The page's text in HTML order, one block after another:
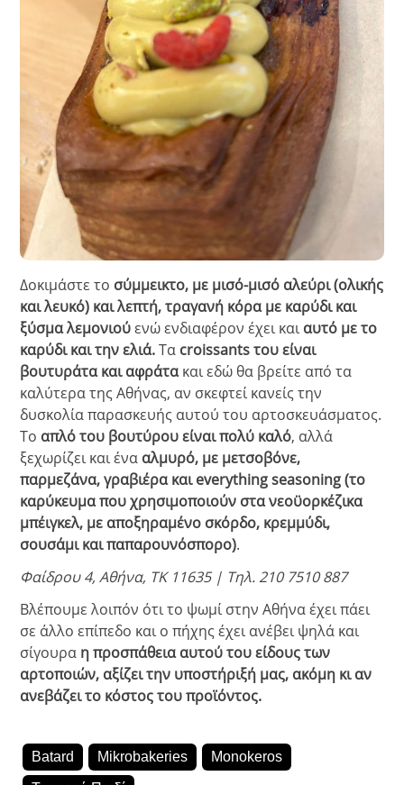
Δοκιμάστε το σύμμεικτο, με μισό-μισό αλεύρι (ολικής
και λευκό) και λεπτή, τραγανή κόρα με καρύδι και
ξύσμα λεμονιούενώ ενδιαφέρον έχει και αυτό με το
καρύδι και την ελιά.Τα croissants του είναι
βουτυράτα και αφράτακαι εδώ θα βρείτε από τα
καλύτερα της Αθήνας, αν σκεφτεί κανείς την
δυσκολία παρασκευής αυτού του αρτοσκευάσματος.
Το απλό του βουτύρου είναι πολύ καλό, αλλά
ξεχωρίζει και ένα αλμυρό, με μετσοβόνε,
παρμεζάνα, γραβιέρα και everything seasoning (το
καρύκευμα που χρησιμοποιούν στα νεοϋορκέζικα
μπέιγκελ, με αποξηραμένο σκόρδο, κρεμμύδι,
σουσάμι και παπαρουνόσπορο).
Φαίδρου 4, Αθήνα, ΤΚ 11635 | Τηλ. 210 7510 887
Βλέπουμε λοιπόν ότι το ψωμί στην Αθήνα έχει πάει
σε άλλο επίπεδο και ο πήχης έχει ανέβει ψηλά και
σίγουρα η προσπάθεια αυτού του είδους των
αρτοποιών, αξίζει την υποστήριξή μας, ακόμη κι αν
ανεβάζει το κόστος του προϊόντος.
Batard Mikrobakeries Monokeros